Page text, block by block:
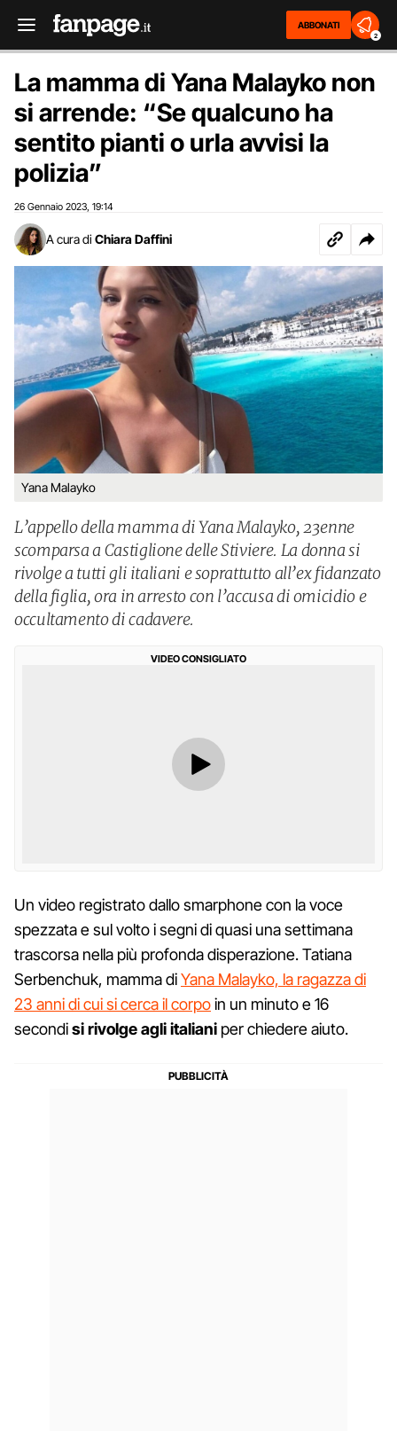
ABBONATI
2
La mamma di Yana Malayko non
si arrende: “Se qualcuno ha
sentito pianti o urla avvisi la
polizia”
26 Gennaio 2023 19:14
A cura di Chiara Daffini
Yana Malayko
L’appello della mamma di Yana Malayko, 23enne
scomparsa a Castiglione delle Stiviere. La donna si
rivolge a tutti gli italiani e soprattutto all’ex fidanzato
della figlia, ora in arresto con l’accusa di omicidio e
occultamento di cadavere.
VIDEO CONSIGLIATO
Un video registrato dallo smarphone con la voce
spezzata e sul volto i segni di quasi una settimana
trascorsa nella più profonda disperazione. Tatiana
Serbenchuk, mamma diYana Malayko, la ragazza di
23 anni di cui si cerca il corpoin un minuto e 16
secondisi rivolge agli italiani per chiedere aiuto.